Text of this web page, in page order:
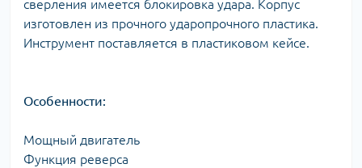
сверления имеется блокировка удара. Корпус
изготовлен из прочного ударопрочного пластика.
Инструмент поставляется в пластиковом кейсе.
Особенности:
Мощный двигатель
Функция реверса